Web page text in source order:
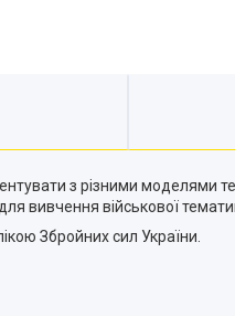
з різними моделями
вивчення військової
Збройних сил України.